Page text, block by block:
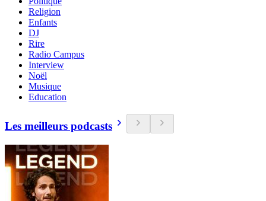
Religion
Enfants
DJ
Rire
Radio Campus
Interview
Noël
Musique
Education
Les meilleurs podcasts